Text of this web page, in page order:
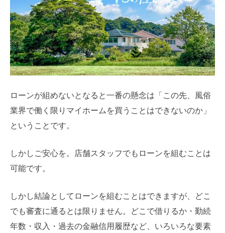
ローンが組めないとなると一番の懸念は「この先、風俗
業界で働く限りマイホームを買うことはできないのか」
ということです。
しかしご安心を。店舗スタッフでもローンを組むことは
可能です。
しかし結論としてローンを組むことはできますが、どこ
でも審査に通るとは限りません。どこで借りるか・勤続
年数・収入・過去の金融信用履歴など、いろいろな要素